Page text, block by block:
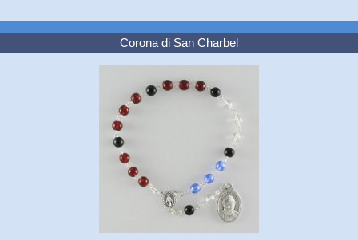
Corona di San Charbel